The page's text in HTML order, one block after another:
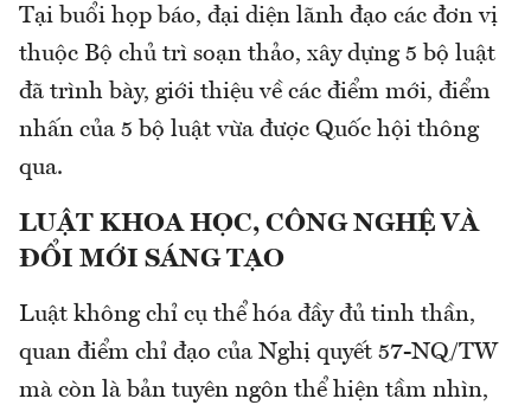
Tại buổi họp báo, đại diện lãnh đạo các đơn vị
thuộc Bộ chủ trì soạn thảo, xây dựng 5 bộ luật
đã trình bày, giới thiệu về các điểm mới, điểm
nhấn của 5 bộ luật vừa được Quốc hội thông
qua.
LUẬT KHOA HỌC, CÔNG NGHỆ VÀ
ĐỔI MỚI SÁNG TẠO
Luật không chỉ cụ thể hóa đầy đủ tinh thần,
quan điểm chỉ đạo của Nghị quyết 57-NQ/TW
mà còn là bản tuyên ngôn thể hiện tầm nhìn,